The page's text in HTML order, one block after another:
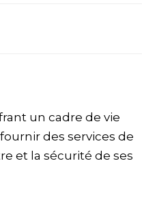
un cadre de vie
des services de
et la sécurité de ses